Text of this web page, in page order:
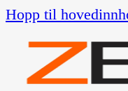
Hopp til